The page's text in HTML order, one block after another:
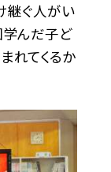
継ぐ人がい
学んだ子ど
れてくるか